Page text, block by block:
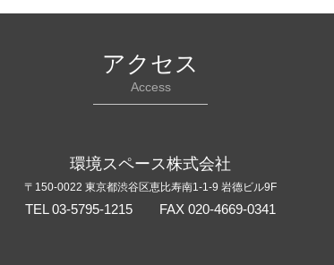
アクセス
Access
環境スペース株式会社
〒150-0022 東京都渋谷区恵比寿南1-1-9 岩德ビル9F
TEL 03-5795-1215 FAX 020-4669-0341